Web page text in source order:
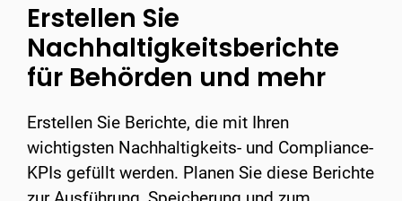
Erstellen Sie
Nachhaltigkeitsberichte
für Behörden und mehr
Erstellen Sie Berichte, die mit Ihren
wichtigsten Nachhaltigkeits- und Compliance-
KPIs gefüllt werden. Planen Sie diese Berichte